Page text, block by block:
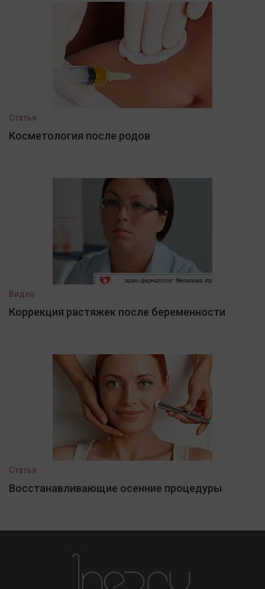
Статья
Косметология после родов
Видео
Коррекция растяжек после беременности
Статья
Восстанавливающие осенние процедуры